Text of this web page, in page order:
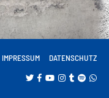
IMPRESSUM DATENSCHUTZ